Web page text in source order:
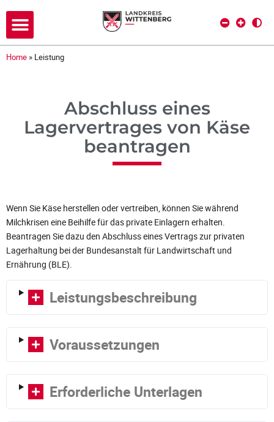
Home » Leistung
Abschluss eines
Lagervertrages von Käse
beantragen
Wenn Sie Käse herstellen oder vertreiben, können Sie während
Milchkrisen eine Beihilfe für das private Einlagern erhalten.
Beantragen Sie dazu den Abschluss eines Vertrags zur privaten
Lagerhaltung bei der Bundesanstalt für Landwirtschaft und
Ernährung (BLE).
Leistungsbeschreibung
Voraussetzungen
Erforderliche Unterlagen